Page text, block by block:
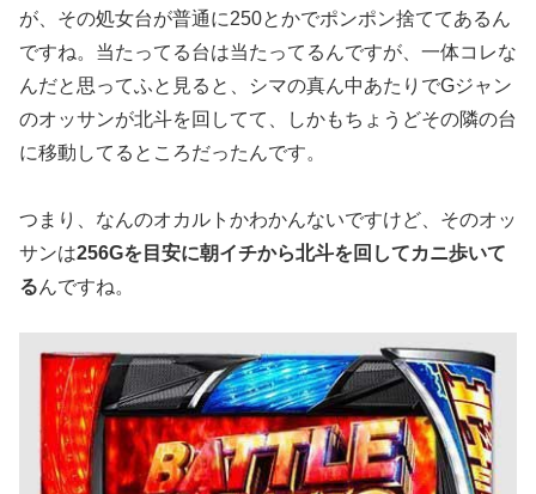
が、その処女台が普通に250とかでポンポン捨ててあるん
ですね。当たってる台は当たってるんですが、一体コレな
んだと思ってふと見ると
、シマの真ん中あたりでGジャン
のオッサンが北斗を回してて、しかもちょうどその隣の台
に移動してるところだったんです。
つまり、なんのオカルトかわかんないですけど、そのオッ
サンは256Gを目安に朝イチから北斗を回してカニ歩いて
るんですね。